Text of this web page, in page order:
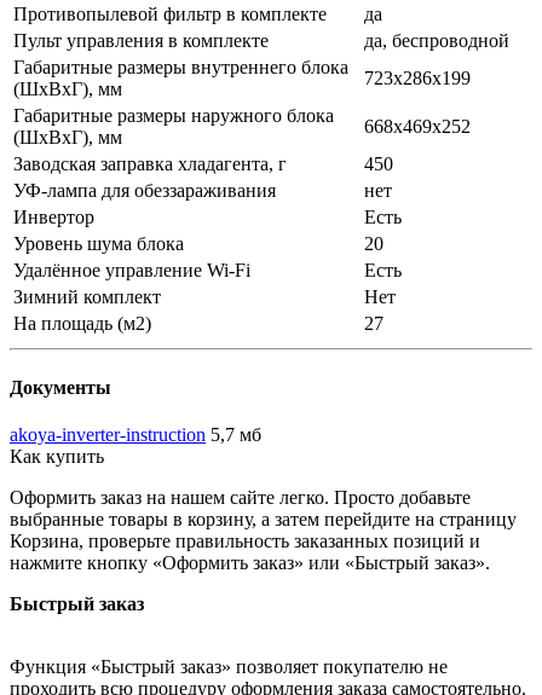
Противопылевой фильтр в комплекте
да
Пульт управления в комплекте
да, беспроводной
Габаритные размеры внутреннего блока
(ШхВхГ), мм
723x286x199
Габаритные размеры наружного блока
(ШхВхГ), мм
668x469x252
Заводская заправка хладагента, г
450
УФ-лампа для обеззараживания
нет
Инвертор
Есть
Уровень шума блока
20
Удалённое управление Wi-Fi
Есть
Зимний комплект
Нет
На площадь (м2)
27
Документы
akoya-inverter-instruction 5,7 мб
Как купить
Оформить заказ на нашем сайте легко. Просто добавьте
выбранные товары в корзину, а затем перейдите на страницу
Корзина, проверьте правильность заказанных позиций и
нажмите кнопку «Оформить заказ» или «Быстрый заказ».
Быстрый заказ
Функция «Быстрый заказ» позволяет покупателю не
проходить всю процедуру оформления заказа самостоятельно.